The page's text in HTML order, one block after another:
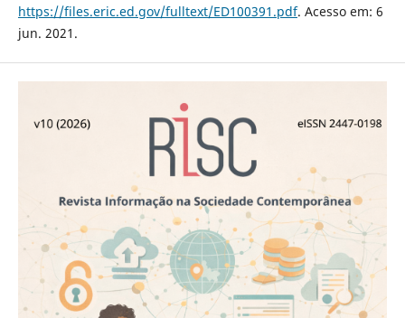
https://files.eric.ed.gov/fulltext/ED100391.pdf. Acesso em: 6
jun. 2021.